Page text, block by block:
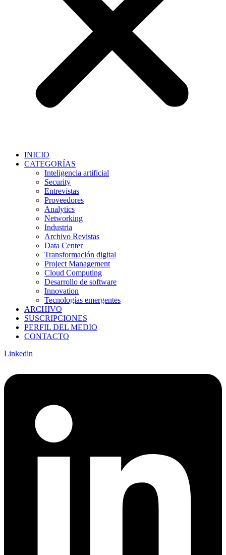
INICIO
CATEGORÍAS
Inteligencia artificial
Security
Entrevistas
Proveedores
Analytics
Networking
Industria
Archivo Revistas
Data Center
Transformación digital
Project Management
Cloud Computing
Desarrollo de software
Innovation
Tecnologías emergentes
ARCHIVO
SUSCRIPCIONES
PERFIL DEL MEDIO
CONTACTO
Linkedin